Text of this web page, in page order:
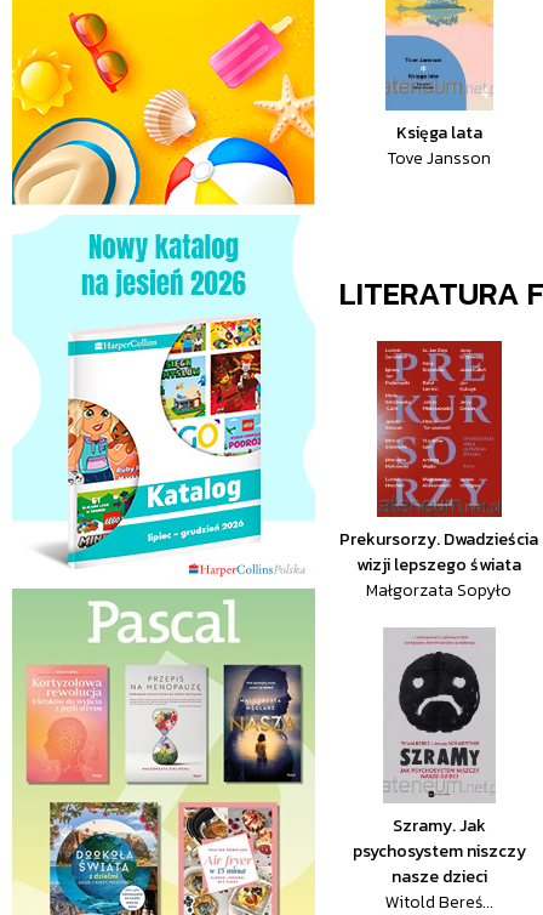
Księga lata
Tove Jansson
LITERATURA
Prekursorzy. Dwadzieścia
wizji lepszego świata
Małgorzata Sopyło
Szramy. Jak
psychosystem niszczy
nasze dzieci
Witold Bereś...